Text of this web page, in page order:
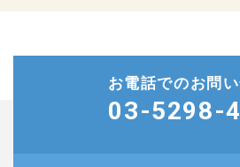
お電話でのお問
03-5298-